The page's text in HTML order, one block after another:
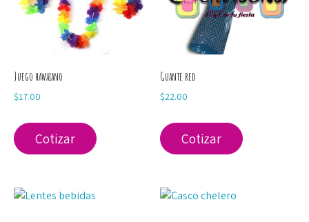
Juego hawaiano
$17.00
Cotizar
Guante red
$22.00
Cotizar